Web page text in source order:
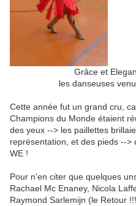
Grâce et
les danseuses
Cette année fut un grand cru,
Champions du Monde étaient
des yeux --> les paillettes
représentation, et des pieds -->
WE !
Pour n'en citer que quelques
Rachael Mc Enaney, Nicola
Raymond Sarlemijn (le Retour